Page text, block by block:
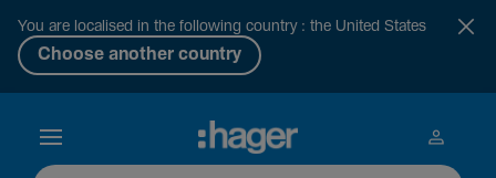
You are localised in the following country : the United States
Choose another country